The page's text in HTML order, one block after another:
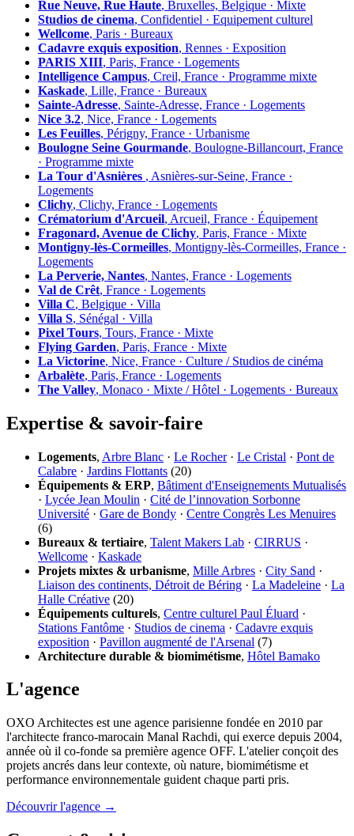
Rue Neuve, Rue Haute, Bruxelles, Belgique · Mixte
Studios de cinema, Confidentiel · Equipement culturel
Wellcome, Paris · Bureaux
Cadavre exquis exposition, Rennes · Exposition
PARIS XIII, Paris, France · Logements
Intelligence Campus, Creil, France · Programme mixte
Kaskade, Lille, France · Bureaux
Sainte-Adresse, Sainte-Adresse, France · Logements
Nice 3.2, Nice, France · Logements
Les Feuilles, Périgny, France · Urbanisme
Boulogne Seine Gourmande, Boulogne-Billancourt, France
· Programme mixte
La Tour d'Asnières , Asnières-sur-Seine, France ·
Logements
Clichy, Clichy, France · Logements
Crématorium d'Arcueil, Arcueil, France · Équipement
Fragonard, Avenue de Clichy, Paris, France · Mixte
Montigny-lès-Cormeilles, Montigny-lès-Cormeilles, France ·
Logements
La Perverie, Nantes, Nantes, France · Logements
Val de Crêt, France · Logements
Villa C, Belgique · Villa
Villa S, Sénégal · Villa
Pixel Tours, Tours, France · Mixte
Flying Garden, Paris, France · Mixte
La Victorine, Nice, France · Culture / Studios de cinéma
Arbalète, Paris, France · Logements
The Valley, Monaco · Mixte / Hôtel · Logements · Bureaux
Expertise & savoir-faire
Logements, Arbre Blanc · Le Rocher· Le Cristal · Pont de
Calabre · Jardins Flottants (20)
Équipements & ERP, Bâtiment d'Enseignements Mutualisés
· Lycée Jean Moulin · Cité de l’innovation Sorbonne
Université · Gare de Bondy · Centre Congrès Les Menuires
(6)
Bureaux & tertiaire, Talent Makers Lab · CIRRUS ·
Wellcome · Kaskade
Projets mixtes & urbanisme, Mille Arbres · City Sand ·
Liaison des continents, Détroit de Béring · La Madeleine · La
Halle Créative (20)
Équipements culturels, Centre culturel Paul Éluard ·
Stations Fantôme · Studios de cinema · Cadavre exquis
exposition · Pavillon augmenté de l'Arsenal (7)
Architecture durable & biomimétisme, Hôtel Bamako
L'agence
OXO Architectes est une agence parisienne fondée en 2010 par
l'architecte franco-marocain Manal Rachdi, qui exerce depuis 2004,
année où il co-fonde sa première agence OFF. L'atelier conçoit des
projets ancrés dans leur contexte, où nature, biomimétisme et
performance environnementale guident chaque parti pris.
Découvrir l'agence →